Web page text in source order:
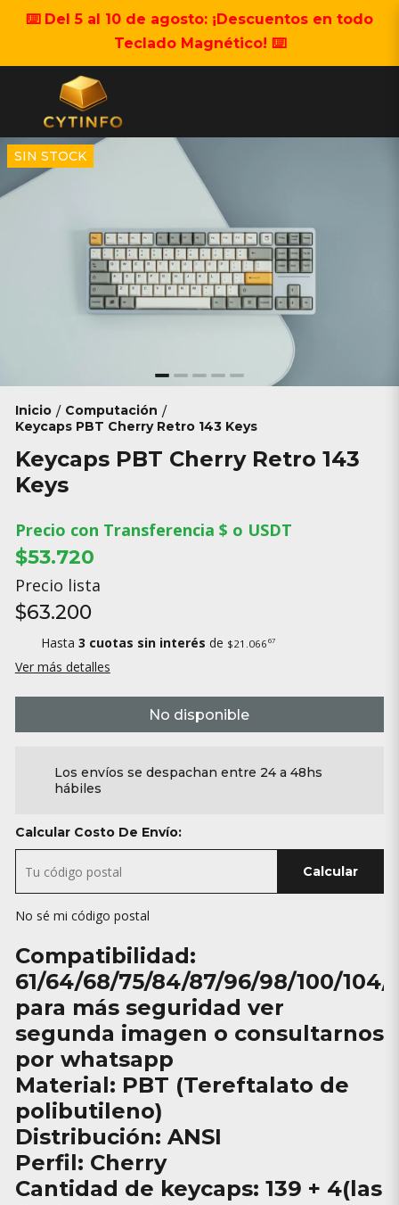
⌨️ Del 5 al 10 de agosto: ¡Descuentos en todo
Teclado Magnético! ⌨️
SIN STOCK
Inicio / Computación /
Keycaps PBT Cherry Retro 143 Keys
Keycaps PBT Cherry Retro 143
Keys
Precio con Transferencia $ o USDT
$53.720
Precio lista
$63.200
Hasta 3 cuotas sin interés de $21.066 67
Ver más detalles
No disponible
Los envíos se despachan entre 24 a 48hs
hábiles
Calcular Costo De Envío:
Calcular
No sé mi código postal
Compatibilidad:
61/64/68/75/84/87/96/98/100/104/
para más seguridad ver
segunda imagen o consultarnos
por whatsapp
Material: PBT (Tereftalato de
polibutileno)
Distribución: ANSI
Perfil: Cherry
Cantidad de keycaps: 139 + 4(las